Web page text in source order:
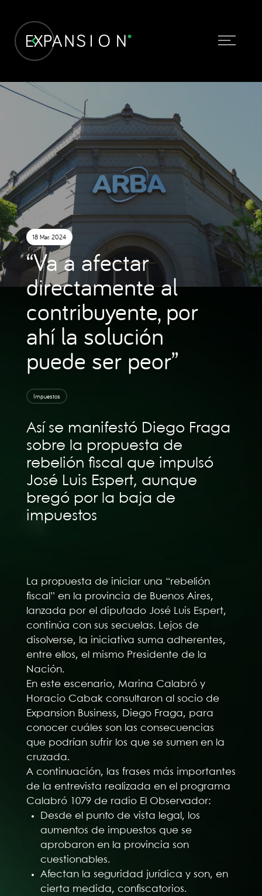
18 Mar. 2024
“Va a afectar
directamente al
contribuyente, por
ahí la solución
puede ser peor”
Impuestos
Así se manifestó Diego Fraga
sobre la propuesta de
rebelión fiscal que impulsó
José Luis Espert, aunque
bregó por la baja de
impuestos
La propuesta de iniciar una “rebelión
fiscal” en la provincia de Buenos Aires,
lanzada por el diputado José Luis Espert,
continúa con sus secuelas. Lejos de
disolverse, la iniciativa suma adherentes,
entre ellos, el mismo Presidente de la
Nación.
En este escenario, Marina Calabró y
Horacio Cabak consultaron al socio de
Expansion Business, Diego Fraga, para
conocer cuáles son las consecuencias
que podrían sufrir los que se sumen en la
cruzada.
A continuación, las frases más importantes
de la entrevista realizada en el programa
Calabró 1079 de radio El Observador:
Desde el punto de vista legal, los
aumentos de impuestos que se
aprobaron en la provincia son
cuestionables.
Afectan la seguridad jurídica y son, en
cierta medida, confiscatorios.